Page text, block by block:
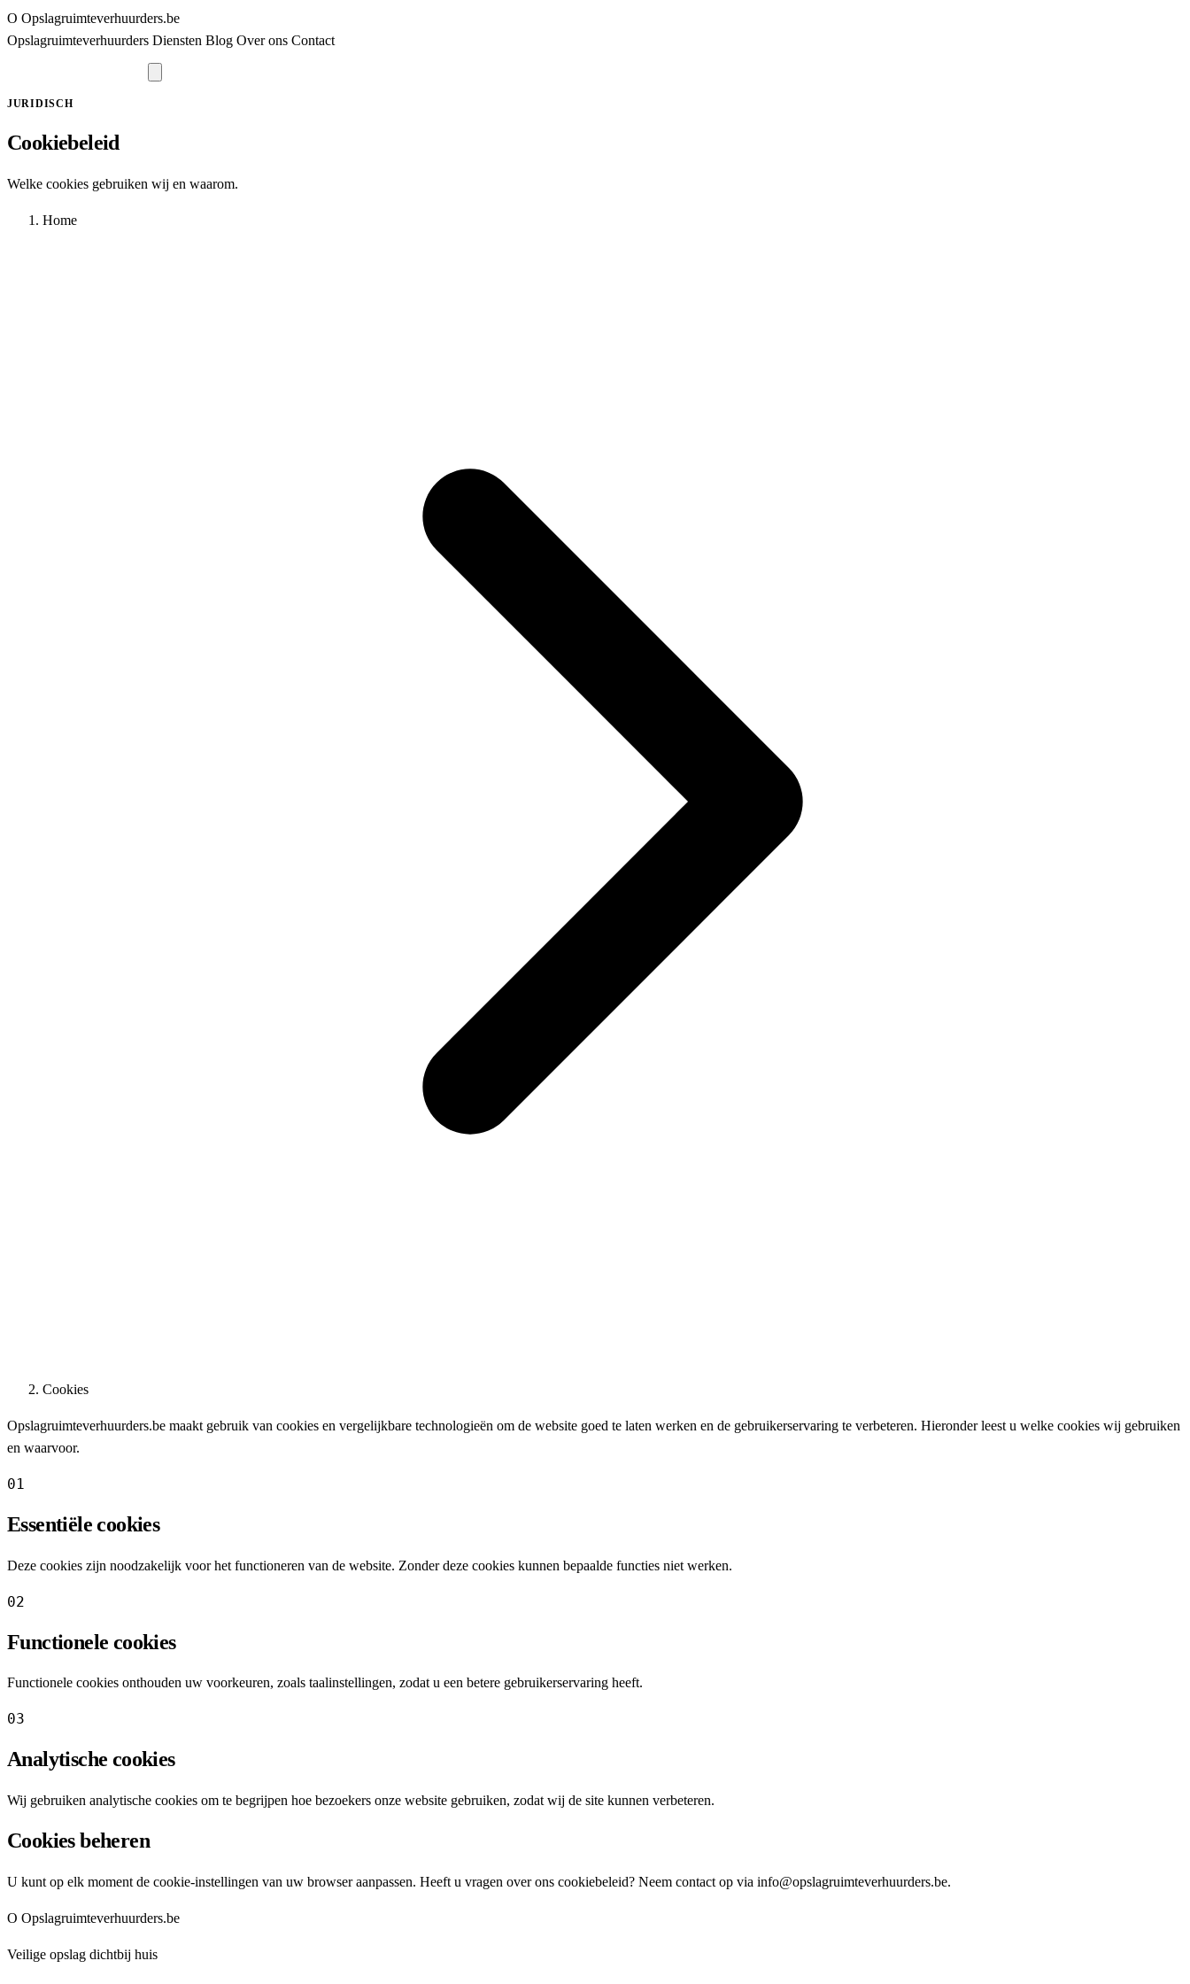
O Opslagruimteverhuurders.be
Opslagruimteverhuurders Diensten Blog Over ons Contact
JURIDISCH
Cookiebeleid
Welke cookies gebruiken wij en waarom.
Home
Cookies
Opslagruimteverhuurders.be maakt gebruik van cookies en vergelijkbare technologieën om de website goed te laten werken en de gebruikerservaring te verbeteren. Hieronder leest u welke cookies wij gebruiken
en waarvoor.
01
Essentiële cookies
Deze cookies zijn noodzakelijk voor het functioneren van de website. Zonder deze cookies kunnen bepaalde functies niet werken.
02
Functionele cookies
Functionele cookies onthouden uw voorkeuren, zoals taalinstellingen, zodat u een betere gebruikerservaring heeft.
03
Analytische cookies
Wij gebruiken analytische cookies om te begrijpen hoe bezoekers onze website gebruiken, zodat wij de site kunnen verbeteren.
Cookies beheren
U kunt op elk moment de cookie-instellingen van uw browser aanpassen. Heeft u vragen over ons cookiebeleid? Neem contact op via info@opslagruimteverhuurders.be.
O Opslagruimteverhuurders.be
Veilige opslag dichtbij huis